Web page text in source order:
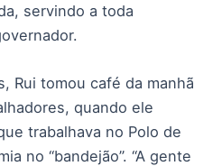
servindo a toda
Rui tomou café da manhã
quando ele
trabalhava no Polo de
no “bandejão”. “A gente